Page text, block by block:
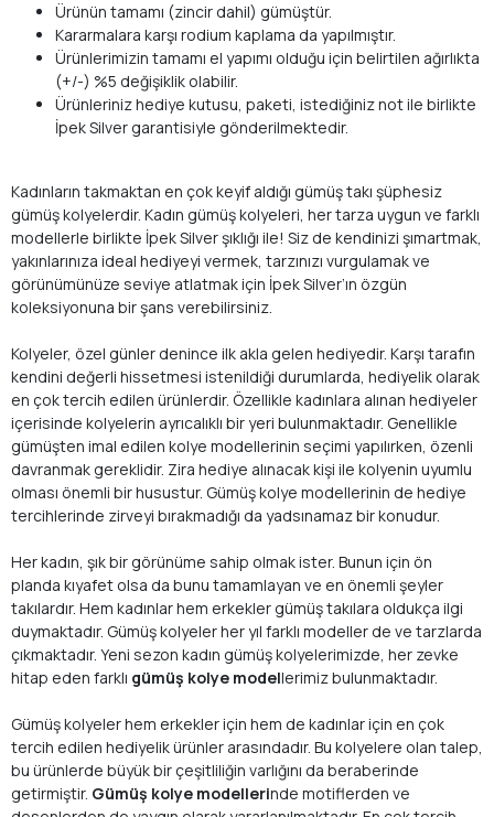
Ürünün tamamı (zincir dahil) gümüştür.
Kararmalara karşı rodium kaplama da yapılmıştır.
Ürünlerimizin tamamı el yapımı olduğu için belirtilen ağırlıkta
(+/-) %5 değişiklik olabilir.
Ürünleriniz hediye kutusu, paketi, istediğiniz not ile birlikte
İpek Silver garantisiyle gönderilmektedir.
Kadınların takmaktan en çok keyif aldığı gümüş takı şüphesiz
gümüş kolyelerdir. Kadın gümüş kolyeleri, her tarza uygun ve farklı
modellerle birlikte İpek Silver şıklığı ile! Siz de kendinizi şımartmak,
yakınlarınıza ideal hediyeyi vermek, tarzınızı vurgulamak ve
görünümünüze seviye atlatmak için İpek Silver’ın özgün
koleksiyonuna bir şans verebilirsiniz.
Kolyeler, özel günler denince ilk akla gelen hediyedir. Karşı tarafın
kendini değerli hissetmesi istenildiği durumlarda, hediyelik olarak
en çok tercih edilen ürünlerdir. Özellikle kadınlara alınan hediyeler
içerisinde kolyelerin ayrıcalıklı bir yeri bulunmaktadır. Genellikle
gümüşten imal edilen kolye modellerinin seçimi yapılırken, özenli
davranmak gereklidir. Zira hediye alınacak kişi ile kolyenin uyumlu
olması önemli bir husustur. Gümüş kolye modellerinin de hediye
tercihlerinde zirveyi bırakmadığı da yadsınamaz bir konudur.
Her kadın, şık bir görünüme sahip olmak ister. Bunun için ön
planda kıyafet olsa da bunu tamamlayan ve en önemli şeyler
takılardır. Hem kadınlar hem erkekler gümüş takılara oldukça ilgi
duymaktadır. Gümüş kolyeler her yıl farklı modeller de ve tarzlarda
çıkmaktadır. Yeni sezon kadın gümüş kolyelerimizde, her zevke
hitap eden farklı gümüş kolye modellerimiz bulunmaktadır.
Gümüş kolyeler hem erkekler için hem de kadınlar için en çok
tercih edilen hediyelik ürünler arasındadır. Bu kolyelere olan talep,
bu ürünlerde büyük bir çeşitliliğin varlığını da beraberinde
getirmiştir. Gümüş kolye modellerinde motiflerden ve